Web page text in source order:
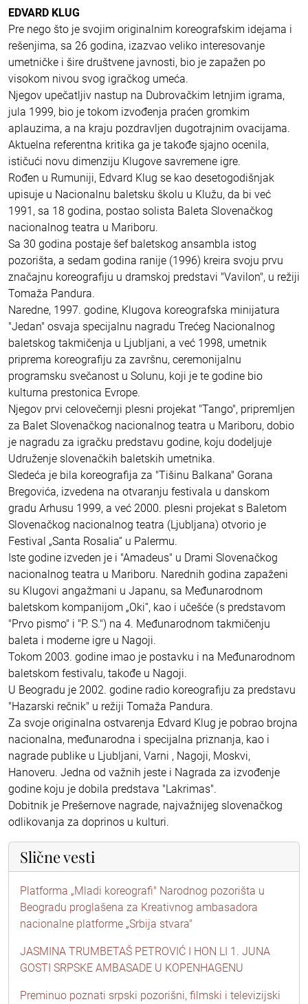
EDVARD KLUG
Pre nego što je svojim originalnim koreografskim idejama i
rešenjima, sa 26 godina, izazvao veliko interesovanje
umetničke i šire društvene javnosti, bio je zapažen po
visokom nivou svog igračkog umeća.
Njegov upečatljiv nastup na Dubrovačkim letnjim igrama,
jula 1999, bio je tokom izvođenja praćen gromkim
aplauzima, a na kraju pozdravljen dugotrajnim ovacijama.
Aktuelna referentna kritika ga je takođe sjajno ocenila,
ističući novu dimenziju Klugove savremene igre.
Rođen u Rumuniji, Edvard Klug se kao desetogodišnjak
upisuje u Nacionalnu baletsku školu u Klužu, da bi već
1991, sa 18 godina, postao solista Baleta Slovenačkog
nacionalnog teatra u Mariboru.
Sa 30 godina postaje šef baletskog ansambla istog
pozorišta, a sedam godina ranije (1996) kreira svoju prvu
značajnu koreografiju u dramskoj predstavi "Vavilon", u režiji
Tomaža Pandura.
Naredne, 1997. godine, Klugova koreografska minijatura
"Jedan" osvaja specijalnu nagradu Trećeg Nacionalnog
baletskog takmičenja u Ljubljani, a već 1998, umetnik
priprema koreografiju za završnu, ceremonijalnu
programsku svečanost u Solunu, koji je te godine bio
kulturna prestonica Evrope.
Njegov prvi celovečernji plesni projekat "Tango", pripremljen
za Balet Slovenačkog nacionalnog teatra u Mariboru, dobio
je nagradu za igračku predstavu godine, koju dodeljuje
Udruženje slovenačkih baletskih umetnika.
Sledeća je bila koreografija za "Tišinu Balkana" Gorana
Bregovića, izvedena na otvaranju festivala u danskom
gradu Arhusu 1999, a već 2000. plesni projekat s Baletom
Slovenačkog nacionalnog teatra (Ljubljana) otvorio je
Festival „Santa Rosalia“ u Palermu.
Iste godine izveden je i "Amadeus" u Drami Slovenačkog
nacionalnog teatra u Mariboru. Narednih godina zapaženi
su Klugovi angažmani u Japanu, sa Međunarodnom
baletskom kompanijom „Oki“, kao i učešće (s predstavom
"Prvo pismo" i "P. S.") na 4. Međunarodnom takmičenju
baleta i moderne igre u Nagoji.
Tokom 2003. godine imao je postavku i na Međunarodnom
baletskom festivalu, takođe u Nagoji.
U Beogradu je 2002. godine radio koreografiju za predstavu
"Hazarski rečnik" u režiji Tomaža Pandura.
Za svoje originalna ostvarenja Edvard Klug je pobrao brojna
nacionalna, međunarodna i specijalna priznanja, kao i
nagrade publike u Ljubljani, Varni , Nagoji, Moskvi,
Hanoveru. Jedna od važnih jeste i Nagrada za izvođenje
godine koju je dobila predstava "Lakrimas".
Dobitnik je Prešernove nagrade, najvažnijeg slovenačkog
odlikovanja za doprinos u kulturi.
Slične vesti
Platforma „Mladi koreografi" Narodnog pozorišta u
Beogradu proglašena za Kreativnog ambasadora
nacionalne platforme „Srbija stvara"
JASMINA TRUMBETAŠ PETROVIĆ I HON LI 1. JUNA
GOSTI SRPSKE AMBASADE U KOPENHAGENU
Preminuo poznati srpski pozorišni, filmski i televizijski